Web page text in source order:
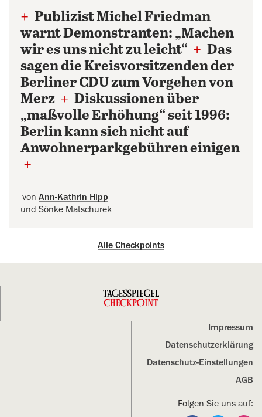
+ Publizist Michel Friedman
warnt Demonstranten: „Machen
wir es uns nicht zu leicht“ + Das
sagen die Kreisvorsitzenden der
Berliner CDU zum Vorgehen von
Merz + Diskussionen über
„maßvolle Erhöhung“ seit 1996:
Berlin kann sich nicht auf
Anwohnerparkgebühren einigen
+
von Ann-Kathrin Hipp
und Sönke Matschurek
Alle Checkpoints
Impressum
Datenschutz­erklärung
Datenschutz-Einstellungen
AGB
Folgen Sie uns auf: